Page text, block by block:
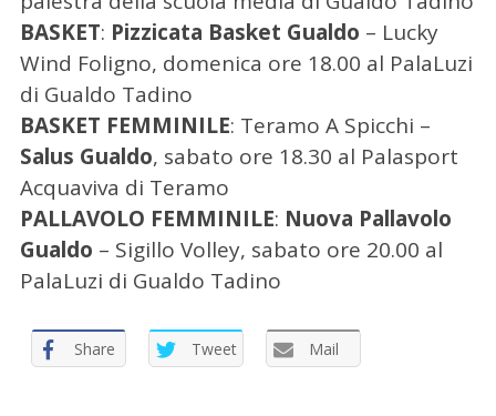
BASKET: Pizzicata Basket Gualdo – Lucky
Wind Foligno, domenica ore 18.00 al PalaLuzi
di Gualdo Tadino
BASKET FEMMINILE: Teramo A Spicchi –
Salus Gualdo, sabato ore 18.30 al Palasport
Acquaviva di Teramo
PALLAVOLO FEMMINILE: Nuova Pallavolo
Gualdo – Sigillo Volley, sabato ore 20.00 al
PalaLuzi di Gualdo Tadino
Share Tweet Mail
C
e
c
a
e
r